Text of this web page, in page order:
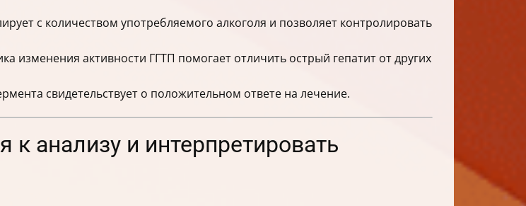
с количеством употребляемого алкоголя и позволяет контролировать
изменения активности ГГТП помогает отличить острый гепатит от других
свидетельствует о положительном ответе на лечение.
к анализу и интерпретировать